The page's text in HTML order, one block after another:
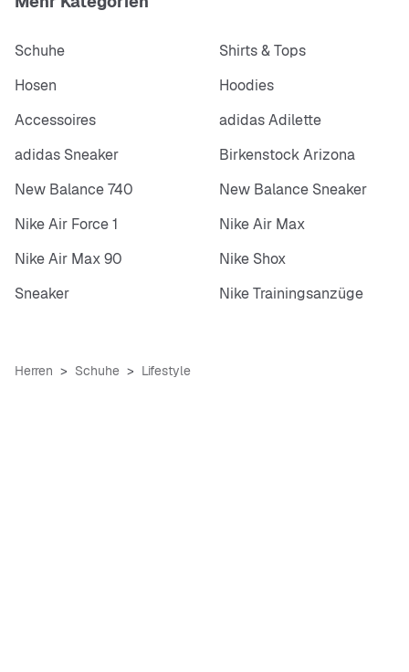
Schuhe
Shirts & Tops
Hosen
Hoodies
Accessoires
adidas Adilette
adidas Sneaker
Birkenstock Arizona
New Balance 740
New Balance Sneaker
Nike Air Force 1
Nike Air Max
Nike Air Max 90
Nike Shox
Sneaker
Nike Trainingsanzüge
Herren Schuhe Lifestyle